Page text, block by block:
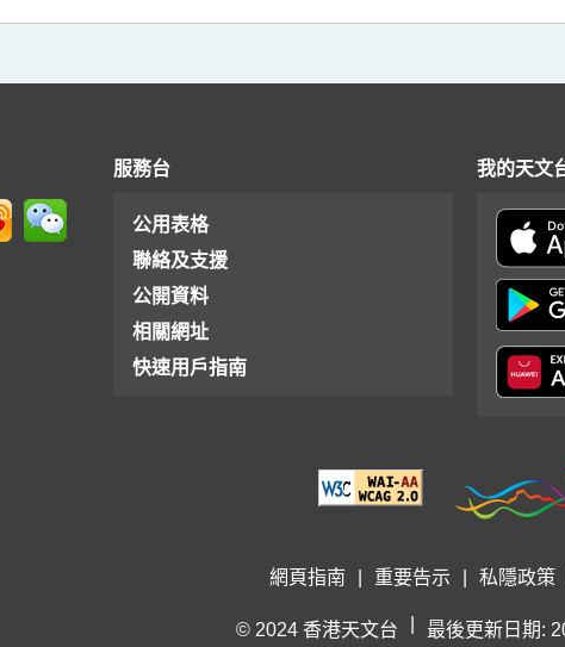
服務台
公用表格
聯絡及支援
公開資料
相關網址
快速用戶指南
我的天文
網頁指南 重要告示 私隱政策
© 2024 香港天文台 最後更新日期: